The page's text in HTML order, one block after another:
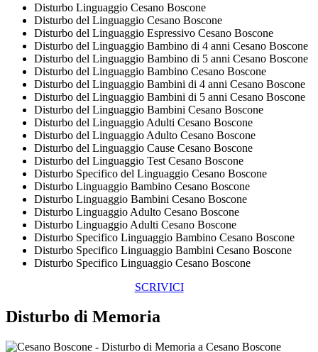
Disturbo Linguaggio Cesano Boscone
Disturbo del Linguaggio Cesano Boscone
Disturbo del Linguaggio Espressivo Cesano Boscone
Disturbo del Linguaggio Bambino di 4 anni Cesano Boscone
Disturbo del Linguaggio Bambino di 5 anni Cesano Boscone
Disturbo del Linguaggio Bambino Cesano Boscone
Disturbo del Linguaggio Bambini di 4 anni Cesano Boscone
Disturbo del Linguaggio Bambini di 5 anni Cesano Boscone
Disturbo del Linguaggio Bambini Cesano Boscone
Disturbo del Linguaggio Adulti Cesano Boscone
Disturbo del Linguaggio Adulto Cesano Boscone
Disturbo del Linguaggio Cause Cesano Boscone
Disturbo del Linguaggio Test Cesano Boscone
Disturbo Specifico del Linguaggio Cesano Boscone
Disturbo Linguaggio Bambino Cesano Boscone
Disturbo Linguaggio Bambini Cesano Boscone
Disturbo Linguaggio Adulto Cesano Boscone
Disturbo Linguaggio Adulti Cesano Boscone
Disturbo Specifico Linguaggio Bambino Cesano Boscone
Disturbo Specifico Linguaggio Bambini Cesano Boscone
Disturbo Specifico Linguaggio Cesano Boscone
SCRIVICI
Disturbo di Memoria